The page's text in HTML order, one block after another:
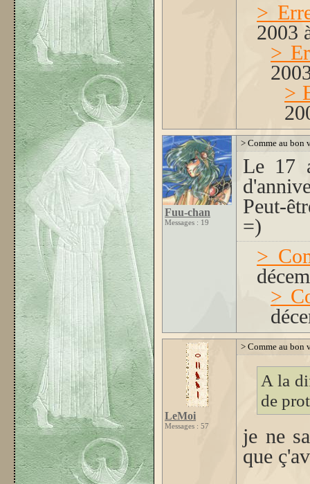
>
2003
>
>
Fuu-chan
Messages : 19
> Comme au bon
Le 17
Peut-
=)
>
>
LeMoi
Messages : 57
> Comme au bon
A la
de
je ne
que